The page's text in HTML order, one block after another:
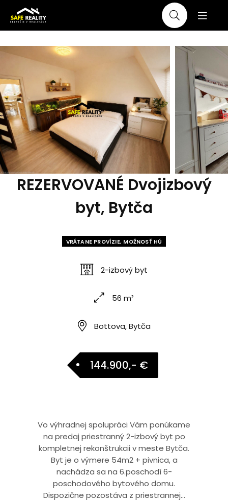
REZERVOVANÉ Dvojizbový
byt, Bytča
VRÁTANE PROVÍZIE, MOŽNOSŤ HÚ
2-izbový byt
56 m²
Bottova, Bytča
144.900,- €
Vo výhradnej spolupráci Vám ponúkame
na predaj priestranný 2-izbový byt po
kompletnej rekonštrukcii v meste Bytča.
Byt je o výmere 54m2 + pivnica, a
nachádza sa na 6.poschodí 6-
poschodového bytového domu.
Dispozične pozostáva z priestrannej...